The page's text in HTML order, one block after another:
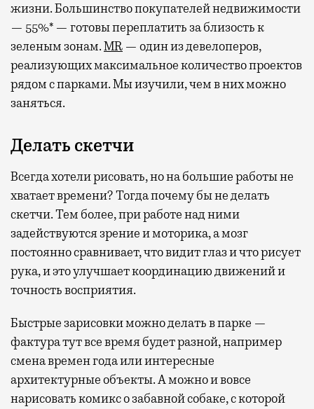
жизни. Большинство покупателей недвижимости
— 55%* — готовы переплатить за близость к
зеленым зонам.MR — один из девелоперов,
реализующих максимальное количество проектов
рядом с парками. Мы изучили, чем в них можно
заняться.
Делать скетчи
Всегда хотели рисовать, но на большие работы не
хватает времени? Тогда почему бы не делать
скетчи. Тем более, при работе над ними
задействуются зрение и моторика, а мозг
постоянно сравнивает, что видит глаз и что рисует
рука, и это улучшает координацию движений и
точность восприятия.
Быстрые зарисовки можно делать в парке —
фактура тут все время будет разной, например
смена времен года или интересные
архитектурные объекты. А можно и вовсе
нарисовать комикс о забавной собаке, с которой